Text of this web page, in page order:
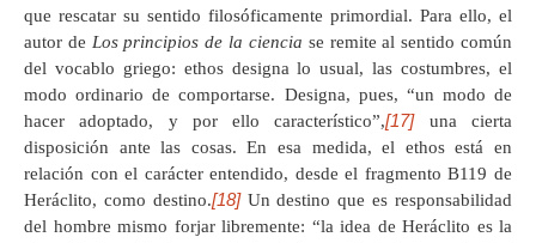
que rescatar su sentido filosóficamente primordial. Para ello, el
autor de Los principios de la ciencia se remite al sentido común
del vocablo griego: ethos designa lo usual, las costumbres, el
modo ordinario de comportarse. Designa, pues, “un modo de
hacer adoptado, y por ello característico”,[17]una cierta
disposición ante las cosas. En esa medida, el ethos está en
relación con el carácter entendido, desde el fragmento B119 de
Heráclito, como destino.[18]Un destino que es responsabilidad
del hombre mismo forjar libremente: “la idea de Heráclito es la